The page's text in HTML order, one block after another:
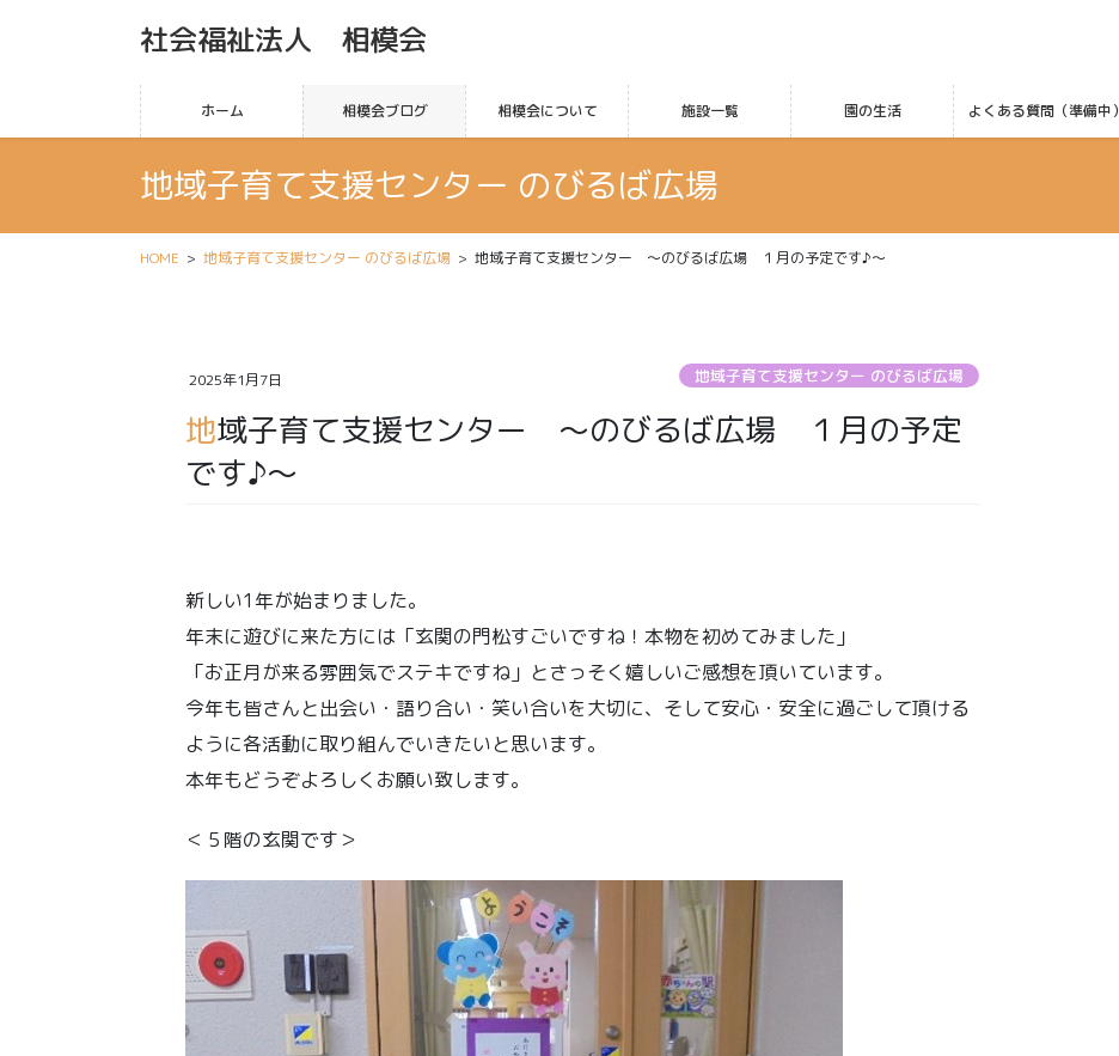
社会福祉法人 相模会
ホーム 相模会ブログ 相模会について 施設一覧 園の生活 よくある質問（準備中）
地域子育て支援センター のびるば広場
HOME 地域子育て支援センター のびるば広場 地域子育て支援センター ～のびるば広場 １月の予定です♪～
2025年1月7日 地域子育て支援センター のびるば広場
地域子育て支援センター ～のびるば広場 １月の予定
です♪～
新しい1年が始まりました。
年末に遊びに来た方には「玄関の門松すごいですね！本物を初めてみました」
「お正月が来る雰囲気でステキですね」とさっそく嬉しいご感想を頂いています。
今年も皆さんと出会い・語り合い・笑い合いを大切に、そして安心・安全に過ごして頂ける
ように各活動に取り組んでいきたいと思います。
本年もどうぞよろしくお願い致します。
＜５階の玄関です＞